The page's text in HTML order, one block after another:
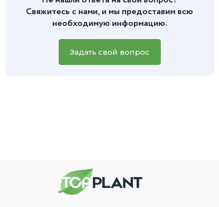
дальнейшей пересадке вы найдете в инструкции, которую
мы приложим к заказу.
или есть вопросы по уходу, вы всегда можете написать
в чат на сайте или в мессенджеры.
быстрой и точной помощи, пожалуйста, приложите фото
вашего зеленого питомца, и наш специалист обязательно
Свяжитесь с нами, и мы предоставим всю
необходимую информацию.
Задать свой вопрос